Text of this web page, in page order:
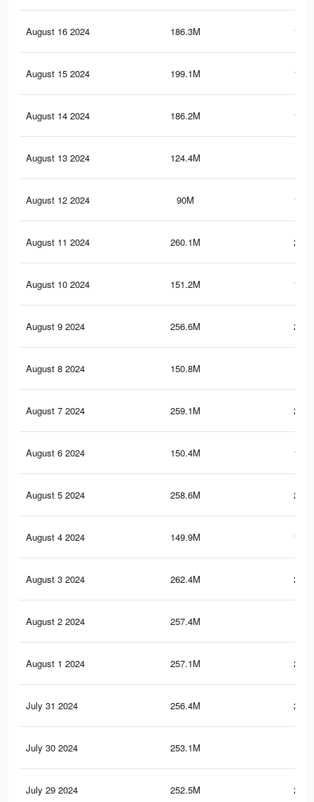
August 16 2024 186.3M
August 15 2024 199.1M
August 14 2024 186.2M
August 13 2024 124.4M
August 12 2024 90M
August 11 2024 260.1M
August 10 2024 151.2M
August 9 2024 256.6M
August 8 2024 150.8M
August 7 2024 259.1M
August 6 2024 150.4M
August 5 2024 258.6M
August 4 2024 149.9M
August 3 2024 262.4M
August 2 2024 257.4M
August 1 2024 257.1M
July 31 2024 256.4M
July 30 2024 253.1M
July 29 2024 252.5M